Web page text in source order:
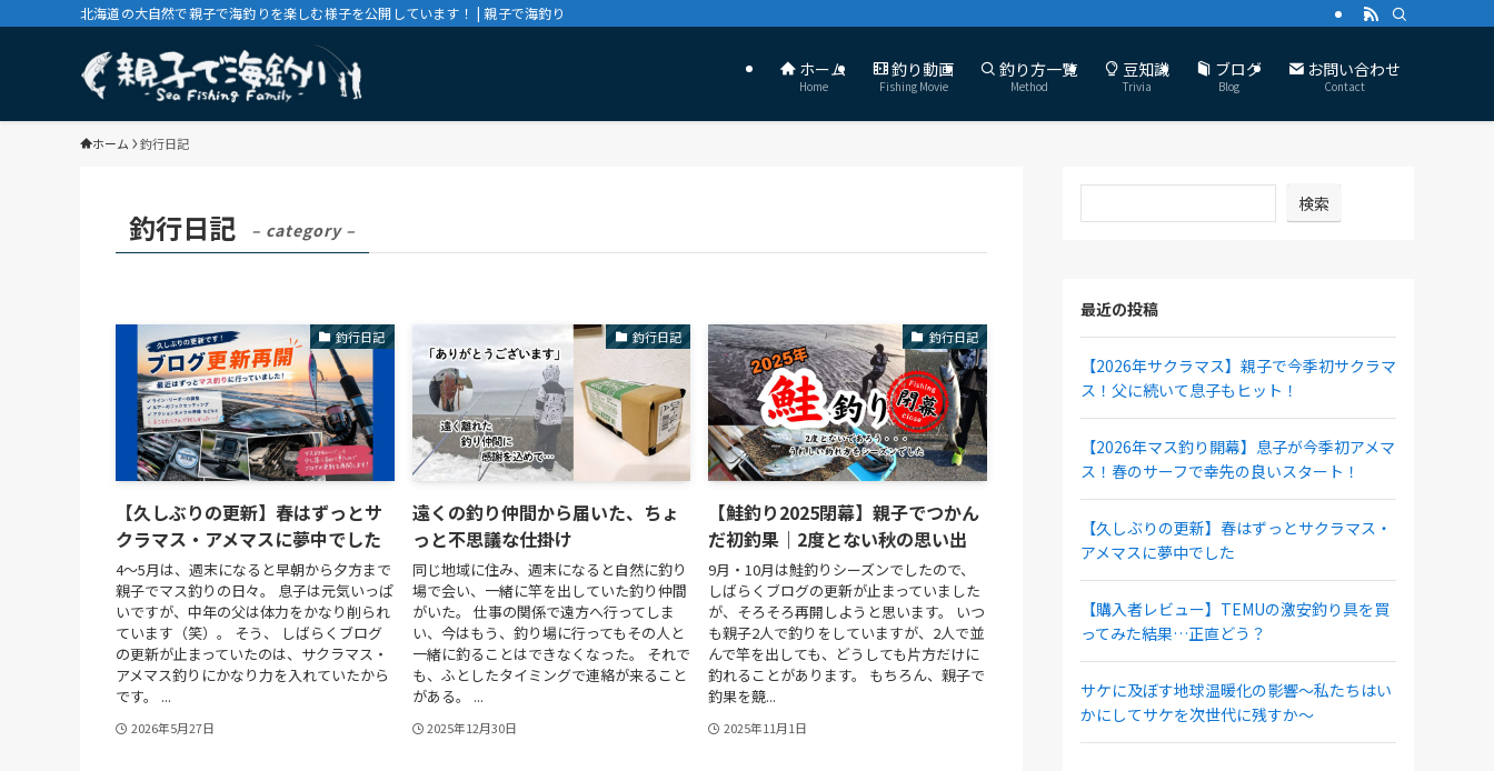
北海道の大自然で親子で海釣りを楽しむ様子を公開しています！ | 親子で海釣り
ホーム
Home
釣り動画
Fishing Movie
釣り方一覧
Method
豆知識
Trivia
ブログ
Blog
お問い合わせ
Contact
ホーム 釣行日記
釣行日記 – category –
釣行日記
【久しぶりの更新】春はずっとサ
クラマス・アメマスに夢中でした
4～5月は、週末になると早朝から夕方まで
親子でマス釣りの日々。 息子は元気いっぱ
いですが、中年の父は体力をかなり削られ
ています（笑）。 そう、 しばらくブログ
の更新が止まっていたのは、サクラマス・
アメマス釣りにかなり力を入れていたから
です。 ...
2026年5月27日
釣行日記
遠くの釣り仲間から届いた、ちょ
っと不思議な仕掛け
同じ地域に住み、週末になると自然に釣り
場で会い、一緒に竿を出していた釣り仲間
がいた。 仕事の関係で遠方へ行ってしま
い、今はもう、釣り場に行ってもその人と
一緒に釣ることはできなくなった。 それで
も、ふとしたタイミングで連絡が来ること
がある。 ...
2025年12月30日
釣行日記
【鮭釣り2025閉幕】親子でつかん
だ初釣果｜2度とない秋の思い出
9月・10月は鮭釣りシーズンでしたので、
しばらくブログの更新が止まっていました
が、そろそろ再開しようと思います。 いつ
も親子2人で釣りをしていますが、2人で並
んで竿を出しても、どうしても片方だけに
釣れることがあります。 もちろん、親子で
釣果を競...
2025年11月1日
検索
最近の投稿
【2026年サクラマス】親子で今季初サクラマ
ス！父に続いて息子もヒット！
【2026年マス釣り開幕】息子が今季初アメマ
ス！春のサーフで幸先の良いスタート！
【久しぶりの更新】春はずっとサクラマス・
アメマスに夢中でした
【購入者レビュー】TEMUの激安釣り具を買
ってみた結果…正直どう？
サケに及ぼす地球温暖化の影響～私たちはい
かにしてサケを次世代に残すか～